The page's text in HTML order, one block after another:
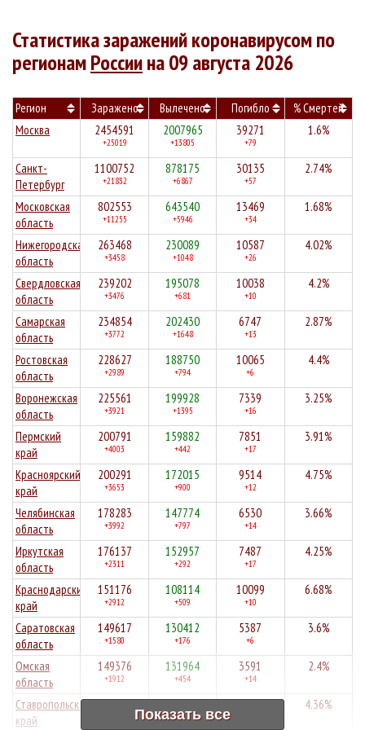
Статистика заражений коронавирусом по
регионамРоссиина 09 августа 2026
Регион Заражено Вылечено Погибло
% Смертей
Москва
2454591
+25019
2007965
+13805
39271
+79
1.6%
Санкт-
Петербург
1100752
+21832
878175
+6867
30135
+57
2.74%
Московская
область
802553
+11255
643540
+5946
13469
+34
1.68%
Нижегородская
область
263468
+3458
230089
+1048
10587
+26
4.02%
Свердловская
область
239202
+3476
195078
+681
10038
+10
4.2%
Самарская
область
234854
+3772
202430
+1648
6747
+13
2.87%
Ростовская
область
228627
+2989
188750
+794
10065
+6
4.4%
Воронежская
область
225561
+3921
199928
+1395
7339
+16
3.25%
Пермский
край
200791
+4003
159882
+442
7851
+17
3.91%
Красноярский
край
200291
+3653
172015
+900
9514
+12
4.75%
Челябинская
область
178283
+3992
147774
+797
6530
+14
3.66%
Иркутская
область
176137
+2311
152957
+292
7487
+17
4.25%
Краснодарский
край
151176
+2912
108114
+509
10099
+10
6.68%
Саратовская
область
149617
+1580
130412
+176
5387
+6
3.6%
Омская
область
149376
+1912
131964
+454
3591
+14
2.4%
Ставропольский
край
149133 128502
+888
6507 4.36%
Показать все